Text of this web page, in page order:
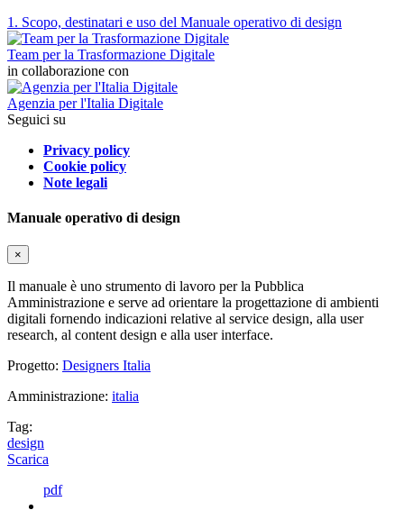
1. Scopo, destinatari e uso del Manuale operativo di design
Team per la Trasformazione Digitale
in collaborazione con
Agenzia per l'Italia Digitale
Seguici su
Privacy policy
Cookie policy
Note legali
Manuale operativo di design
×
Il manuale è uno strumento di lavoro per la Pubblica
Amministrazione e serve ad orientare la progettazione di ambienti
digitali fornendo indicazioni relative al service design, alla user
research, al content design e alla user interface.
Progetto: Designers Italia
Amministrazione: italia
Tag:
design
Scarica
pdf